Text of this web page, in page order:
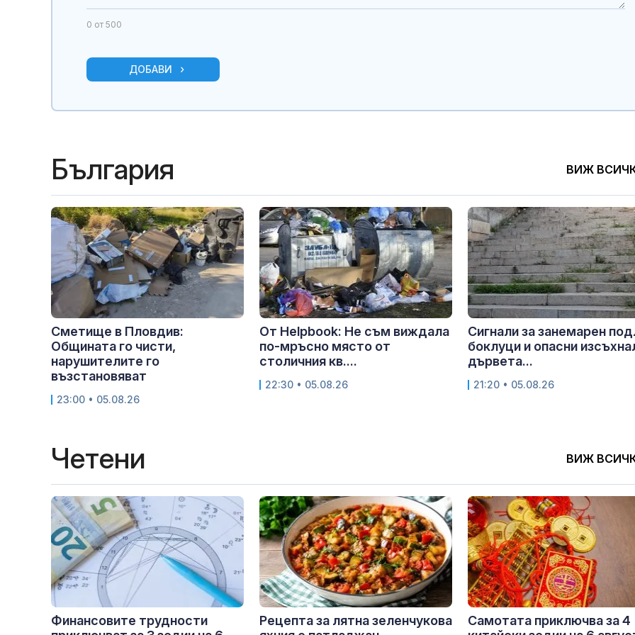
0 от 500
ДОБАВИ
България ВИЖ
Сметище в Пловдив:
Общината го чисти,
нарушителите го
възстановяват
23:00 • 05.08.26
От Helpbook: Не съм виждала
по-мръсно място от
столичния кв....
22:30 • 05.08.26
Сигнали за занемарен
боклуци и опасни
дървета...
21:20 • 05.08.26
Четени ВИЖ
Финансовите трудности
Рецепта за лятна зеленчукова
Самотата приключва за 4